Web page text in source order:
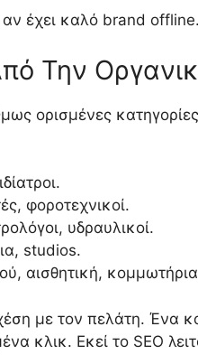
αν έχει καλό brand offline.
Την
ορισμένες κατηγορίες
φοροτεχνικοί.
υδραυλικοί.
studios.
αισθητική,
με τον πελάτη. Ένα
κλικ. Εκεί το SEO